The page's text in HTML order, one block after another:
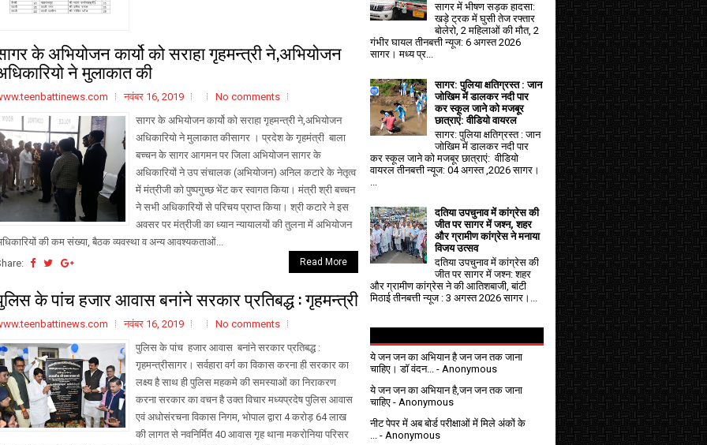
के अभियोजन कार्यो को सराहा गृहमन्त्री ने,अभियोजन
ने मुलाकात की
नवंबर 16, 2019
No comments
सागर के अभियोजन कार्यो को सराहा गृहमन्त्री ने,अभियोजन
अधिकारियो ने मुलाकात कीसागर । प्रदेश के गृहमंत्री बाला
बच्चन के सागर आगमन पर जिला अभियोजन सागर के
अधिकारियों ने उप संचालक (अभियोजन) अनिल कटारे के नेतृत्व
में मंत्रीजी को पुष्पगुच्छ भेंट कर स्वागत किया। मंत्री श्री बच्चन
ने सभी अधिकारियों से परिचय प्राप्त किया। श्री कटारे ने इस
अवसर पर मंत्रीजी का ध्यान न्यायालयों की तुलना में अभियोजन
की कम संख्या, बैठक व्यवस्था व अन्य आवश्यकताओं...
Read More
के पांच हजार आवास बनांने सरकार प्रतिबद्ध : गृहमन्त्री
नवंबर 16, 2019
No comments
पुलिस के पांच हजार आवास बनांने सरकार प्रतिबद्ध :
गृहमन्त्रीसागर। सर्वहारा वर्ग का विकास करना ही सरकार का
लक्ष्य है साथ ही पुलिस महकमे की समस्याओं का निराकरण
करना सरकार का वचन है उक्त विचार मध्यप्रदेष पुलिस आवास
एवं अधोसंरचना विकास निगम, भोपाल द्वारा 4 करोड़ 64 लाख
की लागत से नवनिर्मित 40 आवास गृह थाना मकरोनिया परिसर
सागर में भीषण सड़क हादसा:
खड़े ट्रक में घुसी तेज रफ्तार
बोलेरो, 2 महिलाओं की मौत, 2
गंभीर घायल तीनबत्ती न्यूज: 6 अगस्त 2026
सागर। मध्य प्र...
सागर: पुलिया क्षतिग्रस्त : जान
जोखिम में डालकर नदी पार
कर स्कूल जाने को मजबूर
छात्राएं: वीडियो वायरल
सागर: पुलिया क्षतिग्रस्त : जान
जोखिम में डालकर नदी पार
कर स्कूल जाने को मजबूर छात्राएं: वीडियो
वायरल तीनबत्ती न्यूज: 04 अगस्त ,2026 सागर।
...
दतिया उपचुनाव में कांग्रेस की
जीत पर सागर में जश्न, शहर
और ग्रामीण कांग्रेस ने मनाया
विजय उत्सव
दतिया उपचुनाव में कांग्रेस की
जीत पर सागर में जश्न: शहर
और ग्रामीण कांग्रेस ने की आतिशबाजी, बांटी
मिठाई तीनबत्ती न्यूज : 3 अगस्त 2026 सागर।...
ये जन जन का अभियान है जन जन तक जाना
चाहिए। डॉ वंदन...
- Anonymous
ये जन जन का अभियान है,जन जन तक जाना
चाहिए - Anonymous
नीट पेपर में अब बोर्ड परीक्षाओं में मिले अंकों के
- Anonymous